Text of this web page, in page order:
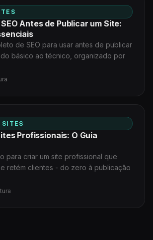
Antes de Publicar um Site:
de SEO para usar antes de publicar
básico ao técnico, organizado por
SITES
Profissionais: O Guia
para criar um site profissional que
retém clientes - do zero à publicação